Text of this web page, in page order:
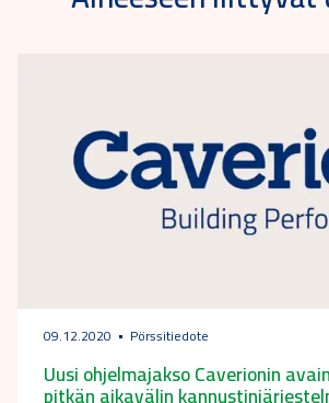
09.12.2020 Pörssitiedote
Uusi ohjelmajakso Caverionin